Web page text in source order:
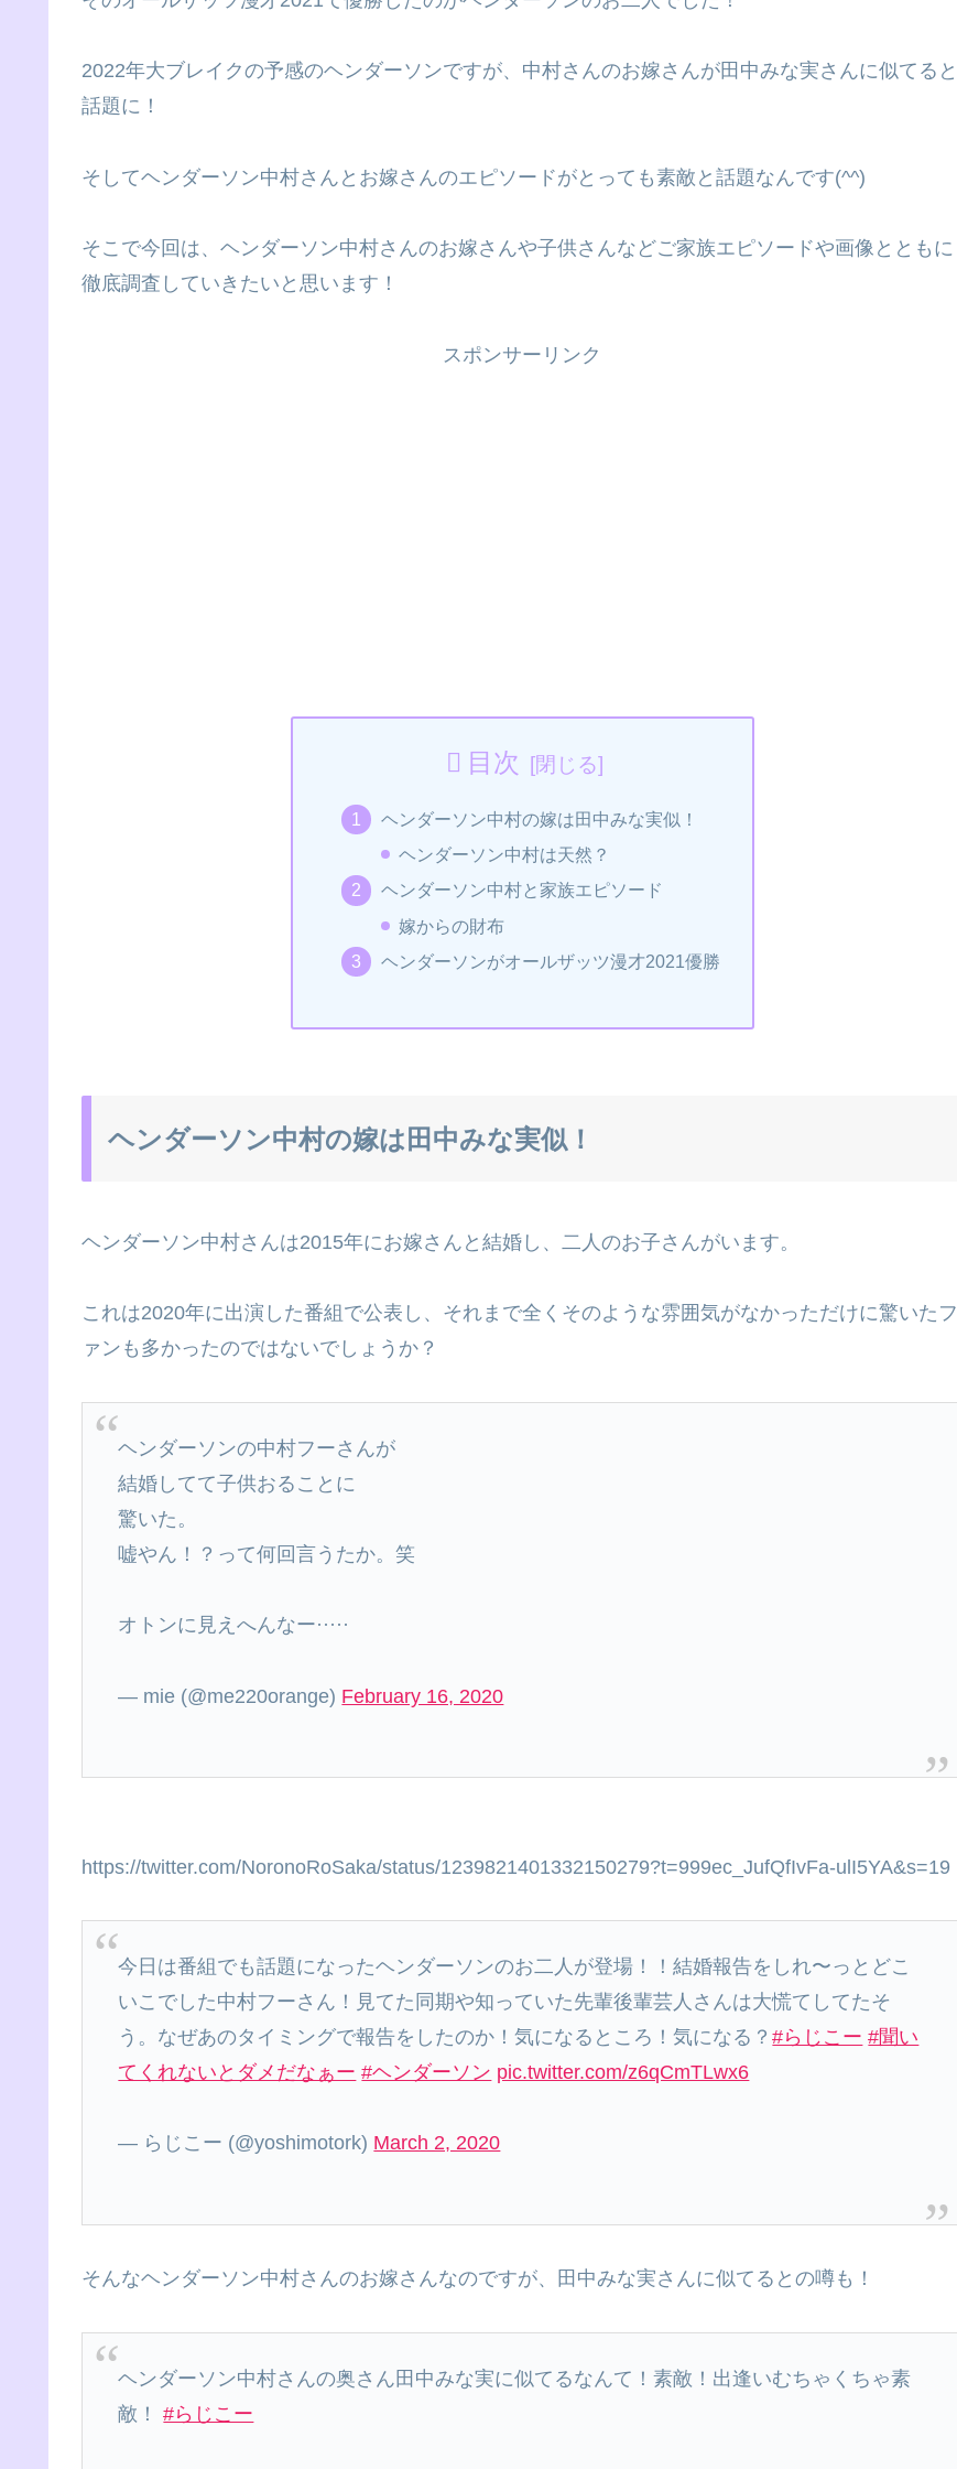
2022年大ブレイクの予感のヘンダーソンですが、中村さんのお嫁さんが田中みな実さんに似てると
話題に！
そしてヘンダーソン中村さんとお嫁さんのエピソードがとっても素敵と話題なんです(^^)
そこで今回は、ヘンダーソン中村さんのお嫁さんや子供さんなどご家族エピソードや画像とともに
徹底調査していきたいと思います！
スポンサーリンク
目次
ヘンダーソン中村の嫁は田中みな実似！
ヘンダーソン中村は天然？
ヘンダーソン中村と家族エピソード
嫁からの財布
ヘンダーソンがオールザッツ漫才2021優勝
ヘンダーソン中村の嫁は田中みな実似！
ヘンダーソン中村さんは2015年にお嫁さんと結婚し、二人のお子さんがいます。
これは2020年に出演した番組で公表し、それまで全くそのような雰囲気がなかっただけに驚いたフ
ァンも多かったのではないでしょうか？
ヘンダーソンの中村フーさんが
結婚してて子供おることに
驚いた。
嘘やん！？って何回言うたか。笑
オトンに見えへんなー·····
— mie (@me220orange) February 16, 2020
https://twitter.com/NoronoRoSaka/status/1239821401332150279?t=999ec_JufQfIvFa-ulI5YA&s=19
今日は番組でも話題になったヘンダーソンのお二人が登場！！結婚報告をしれ〜っとどこ
いこでした中村フーさん！見てた同期や知っていた先輩後輩芸人さんは大慌てしてたそ
う。なぜあのタイミングで報告をしたのか！気になるところ！気になる？#らじこー #聞い
てくれないとダメだなぁー #ヘンダーソン pic.twitter.com/z6qCmTLwx6
— らじこー (@yoshimotork) March 2, 2020
そんなヘンダーソン中村さんのお嫁さんなのですが、田中みな実さんに似てるとの噂も！
ヘンダーソン中村さんの奥さん田中みな実に似てるなんて！素敵！出逢いむちゃくちゃ素
敵！#らじこー